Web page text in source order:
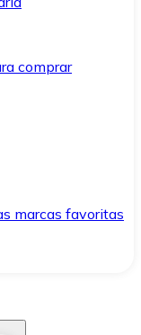
comprar
marcas favoritas